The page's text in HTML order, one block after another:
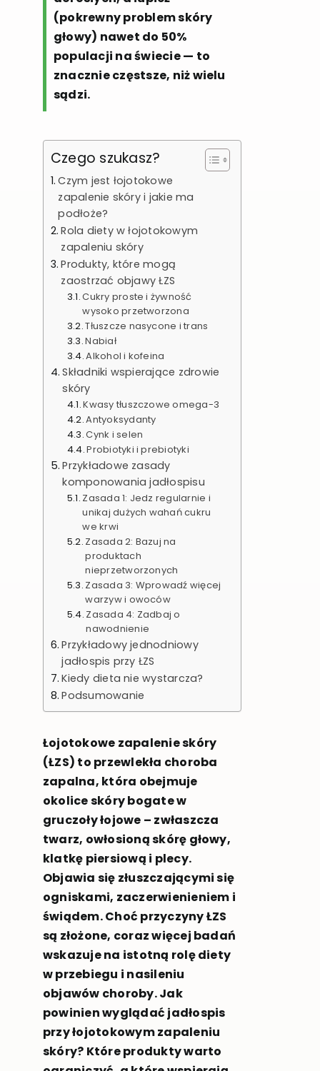
(pokrewny problem skóry
głowy) nawet do 50%
populacji na świecie — to
znacznie częstsze, niż wielu
sądzi.
Czego szukasz?
Czym jest łojotokowe
zapalenie skóry i jakie ma
podłoże?
Rola diety w łojotokowym
zapaleniu skóry
Produkty, które mogą
zaostrzać objawy ŁZS
Cukry proste i żywność
wysoko przetworzona
Tłuszcze nasycone i trans
Nabiał
Alkohol i kofeina
Składniki wspierające zdrowie
skóry
Kwasy tłuszczowe omega-3
Antyoksydanty
Cynk i selen
Probiotyki i prebiotyki
Przykładowe zasady
komponowania jadłospisu
Zasada 1: Jedz regularnie i
unikaj dużych wahań cukru
we krwi
Zasada 2: Bazuj na
produktach
nieprzetworzonych
Zasada 3: Wprowadź więcej
warzyw i owoców
Zasada 4: Zadbaj o
nawodnienie
Przykładowy jednodniowy
jadłospis przy ŁZS
Kiedy dieta nie wystarcza?
Podsumowanie
Łojotokowe zapalenie skóry
(ŁZS) to przewlekła choroba
zapalna, która obejmuje
okolice skóry bogate w
gruczoły łojowe – zwłaszcza
twarz, owłosioną skórę głowy,
klatkę piersiową i plecy.
Objawia się złuszczającymi się
ogniskami, zaczerwienieniem i
świądem. Choć przyczyny ŁZS
są złożone, coraz więcej badań
wskazuje na istotną rolę diety
w przebiegu i nasileniu
objawów choroby. Jak
powinien wyglądać jadłospis
przy łojotokowym zapaleniu
skóry? Które produkty warto